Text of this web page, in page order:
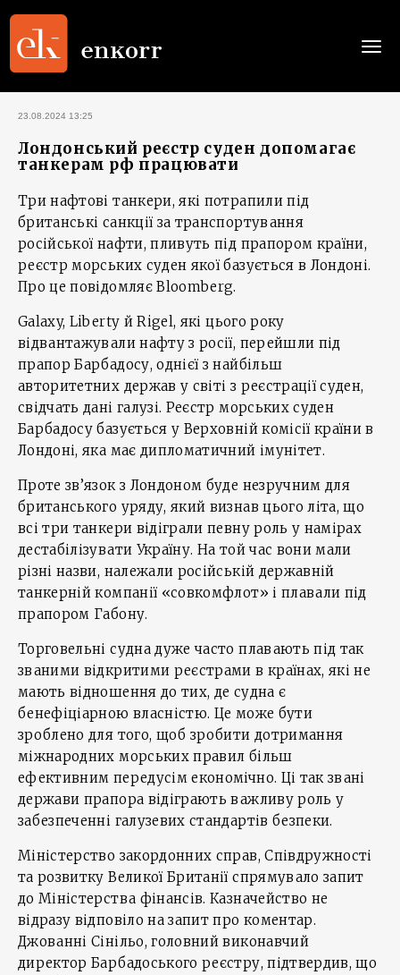
23.08.2024 13:25
Лондонський реєстр суден допомагає
танкерам рф працювати
Три нафтові танкери, які потрапили під
британські санкції за транспортування
російської нафти, пливуть під прапором країни,
реєстр морських суден якої базується в Лондоні.
Про це повідомляє Bloomberg.
Galaxy, Liberty й Rigel, які цього року
відвантажували нафту з росії, перейшли під
прапор Барбадосу, однієї з найбільш
авторитетних держав у світі з реєстрації суден,
свідчать дані галузі. Реєстр морських суден
Барбадосу базується у Верховній комісії країни в
Лондоні, яка має дипломатичний імунітет.
Проте зв’язок з Лондоном буде незручним для
британського уряду, який визнав цього літа, що
всі три танкери відіграли певну роль у намірах
дестабілізувати Україну. На той час вони мали
різні назви, належали російській державній
танкерній компанії «совкомфлот» і плавали під
прапором Габону.
Торговельні судна дуже часто плавають під так
званими відкритими реєстрами в країнах, які не
мають відношення до тих, де судна є
бенефіціарною власністю. Це може бути
зроблено для того, щоб зробити дотримання
міжнародних морських правил більш
ефективним передусім економічно. Ці так звані
держави прапора відіграють важливу роль у
забезпеченні галузевих стандартів безпеки.
Міністерство закордонних справ, Співдружності
та розвитку Великої Британії спрямувало запит
до Міністерства фінансів. Казначейство не
відразу відповіло на запит про коментар.
Джованні Сінільо, головний виконавчий
директор Барбадоського реєстру, підтвердив, що